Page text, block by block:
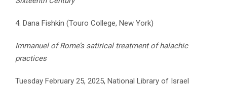
4. Dana Fishkin (Touro College, New York)
Immanuel of Rome’s satirical treatment of halachic
practices
Tuesday February 25, 2025, National Library of Israel